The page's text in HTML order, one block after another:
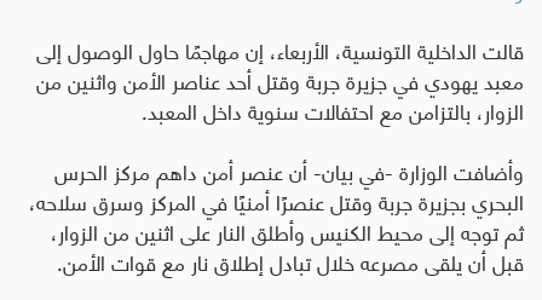
قالت الداخلية التونسية، الأربعاء، إن مهاجمًا حاول الوصول إلى
معبد يهودي في جزيرة جربة وقتل أحد عناصر الأمن واثنين من
الزوار، بالتزامن مع احتفالات سنوية داخل المعبد.
وأضافت الوزارة -في بيان- أن عنصر أمن داهم مركز الحرس
البحري بجزيرة جربة وقتل عنصرًا أمنيًا في المركز وسرق سلاحه،
ثم توجه إلى محيط الكنيس وأطلق النار على اثنين من الزوار،
قبل أن يلقى مصرعه خلال تبادل إطلاق نار مع قوات الأمن.